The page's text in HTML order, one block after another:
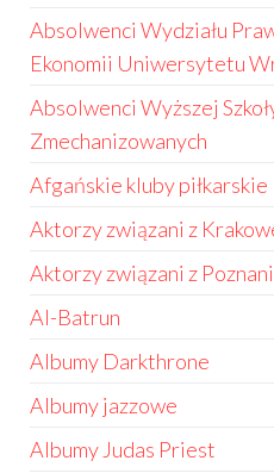
Absolwenci Wydziału
Ekonomii Uniwersytetu
Absolwenci Wyższej
Zmechanizowanych
Afgańskie kluby piłkarskie
Aktorzy związani z
Aktorzy związani z
Al-Batrun
Albumy Darkthrone
Albumy jazzowe
Albumy Judas Priest